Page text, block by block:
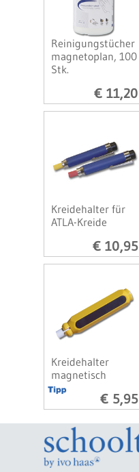
Reinigungstücher
magnetoplan, 100
Stk.
€ 11,20
Kreidehalter für
ATLA-Kreide
€ 10,95
Kreidehalter
magnetisch
€ 5,95